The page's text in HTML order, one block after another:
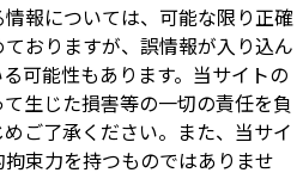
報については、可能な限り正確
おりますが、誤情報が入り込ん
可能性もあります。当サイトの
生じた損害等の一切の責任を負
ご了承ください。また、当サイ
束力を持つものではありませ